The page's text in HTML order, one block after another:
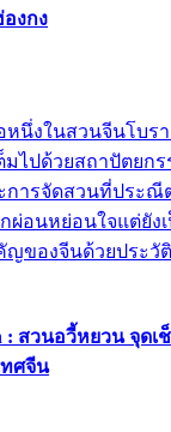
งกง
หนึ่งในสวนจีนโบร
ต็มไปด้วยสถาปัตย
การจัดสวนที่ประณี
ผ่อนหย่อนใจแต่ยัง
ของจีนด้วยประวั
: สวนอวี้หยวน จุด
ทศจีน